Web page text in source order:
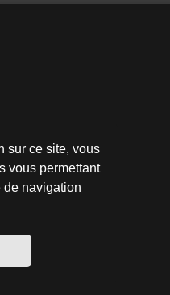
sur ce site, vous
vous permettant
de navigation
© phpBB Limited